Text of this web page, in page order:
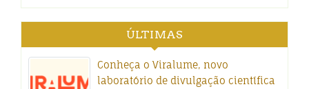
ÚLTIMAS
Conheça o Viralume, novo
laboratório de divulgação científica